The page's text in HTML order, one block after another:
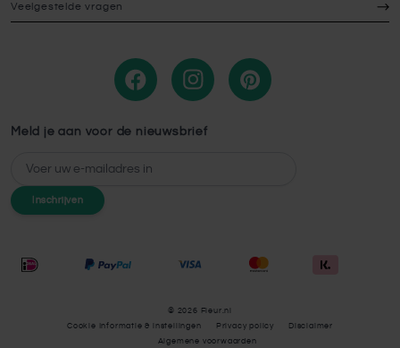
Veelgestelde vragen
Meld je aan voor de nieuwsbrief
E-mailadres
Inschrijven
© 2026 Fleur.nl
Cookie Informatie & instellingen
Privacy policy
Disclaimer
Algemene voorwaarden